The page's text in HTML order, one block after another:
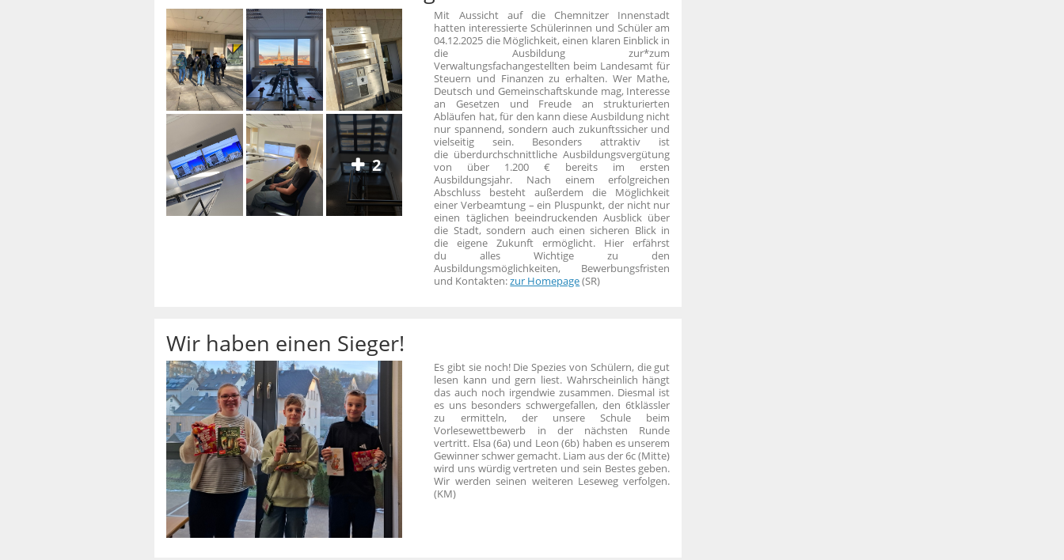
2
Mit Aussicht auf die Chemnitzer Innenstadt
hatten interessierte Schülerinnen und Schüler am
04.12.2025 die Möglichkeit, einen klaren Einblick in
die Ausbildung zur*zum
Verwaltungsfachangestellten beim Landesamt für
Steuern und Finanzen zu erhalten. Wer Mathe,
Deutsch und Gemeinschaftskunde mag, Interesse
an Gesetzen und Freude an strukturierten
Abläufen hat, für den kann diese Ausbildung nicht
nur spannend, sondern auch zukunftssicher und
vielseitig sein. Besonders attraktiv ist
die überdurchschnittliche Ausbildungsvergütung
von über 1.200 € bereits im ersten
Ausbildungsjahr. Nach einem erfolgreichen
Abschluss besteht außerdem die Möglichkeit
einer Verbeamtung – ein Pluspunkt, der nicht nur
einen täglichen beeindruckenden Ausblick über
die Stadt, sondern auch einen sicheren Blick in
die eigene Zukunft ermöglicht. Hier erfährst
du alles Wichtige zu den
Ausbildungsmöglichkeiten, Bewerbungsfristen
und Kontakten:zur Homepage(SR)
Wir haben einen Sieger!
Es gibt sie noch! Die Spezies von Schülern, die gut
lesen kann und gern liest. Wahrscheinlich hängt
das auch noch irgendwie zusammen. Diesmal ist
es uns besonders schwergefallen, den 6tklässler
zu ermitteln, der unsere Schule beim
Vorlesewettbewerb in der nächsten Runde
vertritt. Elsa (6a) und Leon (6b) haben es unserem
Gewinner schwer gemacht. Liam aus der 6c (Mitte)
wird uns würdig vertreten und sein Bestes geben.
Wir werden seinen weiteren Leseweg verfolgen.
(KM)